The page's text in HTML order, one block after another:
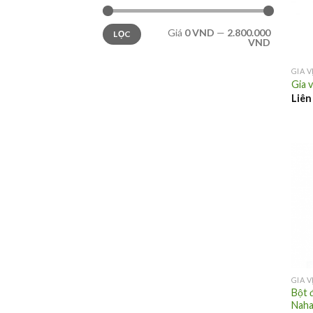
LỌC Giá 0 VND — 2.800.000
VND
GIA
Gia
GIA
Bột